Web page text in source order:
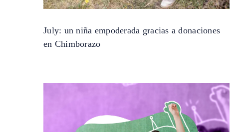
July: un niña empoderada gracias a donaciones
en Chimborazo